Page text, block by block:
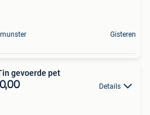
Gisteren
gevoerde pet
Details